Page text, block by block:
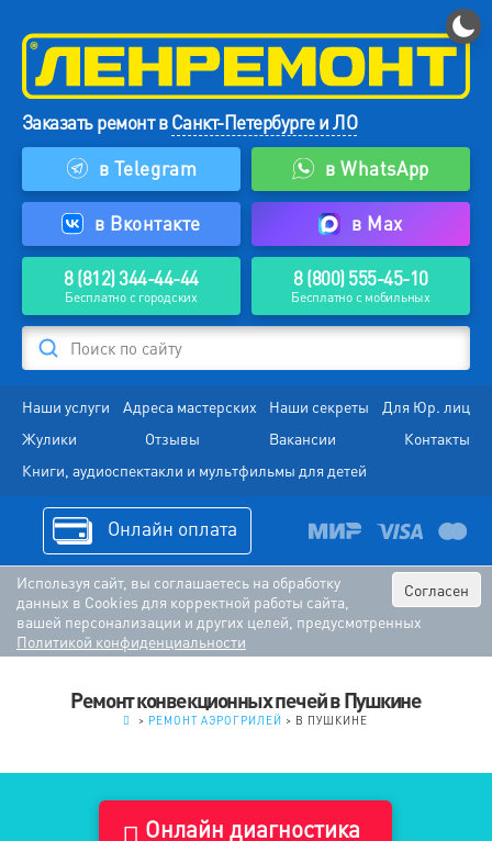
Заказать ремонт вСанкт-Петербурге и ЛО
в Telegram
в WhatsApp
в Вконтакте в Max
8 (812) 344-44-44
Бесплатно с городских
8 (800) 555-45-10
Бесплатно с мобильных
Поиск по сайту
Наши услуги Адреса мастерских Наши секреты
Для Юр. лиц
Жулики
Отзывы Вакансии
Контакты
Книги, аудиоспектакли и мультфильмы для детей
Онлайн оплата
Согласен
Используя сайт, вы соглашаетесь на обработку
данных в Cookies для корректной работы сайта,
вашей персонализации и других целей, предусмотренных
Политикой конфиденциальности
Ремонт конвекционных печей в Пушкине
> РЕМОНТ АЭРОГРИЛЕЙ > В ПУШКИНЕ
Онлайн диагностика